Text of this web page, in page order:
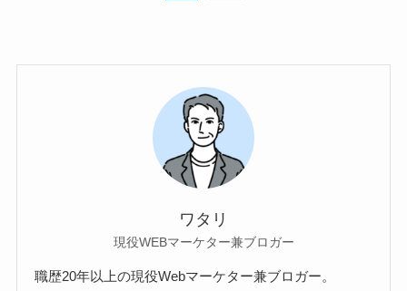
ワタリ
現役WEBマーケター兼ブロガー
職歴20年以上の現役Webマーケター兼ブロガー。